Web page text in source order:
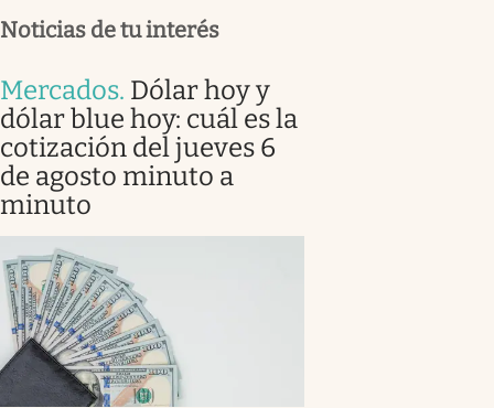
Noticias de tu interés
Mercados. Dólar hoy y
dólar blue hoy: cuál es la
cotización del jueves 6
de agosto minuto a
minuto